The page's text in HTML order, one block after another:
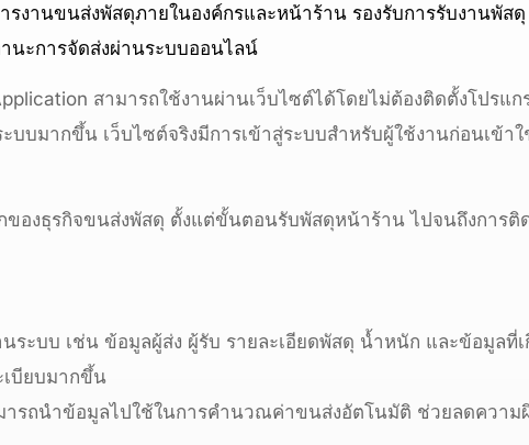
งานขนส่งพัสดุภายในองค์กรและหน้าร้าน รองรับการรับงานพัส
นะการจัดส่งผ่านระบบออนไลน์
สามารถใช้งานผ่านเว็บไซต์ได้โดยไม่ต้องติดตั้งโปรแ
บบมากขึ้น เว็บไซต์จริงมีการเข้าสู่ระบบสำหรับผู้ใช้งานก่อนเข้า
ของธุรกิจขนส่งพัสดุ ตั้งแต่ขั้นตอนรับพัสดุหน้าร้าน ไปจนถึงการ
ระบบ เช่น ข้อมูลผู้ส่ง ผู้รับ รายละเอียดพัสดุ น้ำหนัก และข้อมูล
เบียบมากขึ้น
รถนำข้อมูลไปใช้ในการคำนวณค่าขนส่งอัตโนมัติ ช่วยลดความ